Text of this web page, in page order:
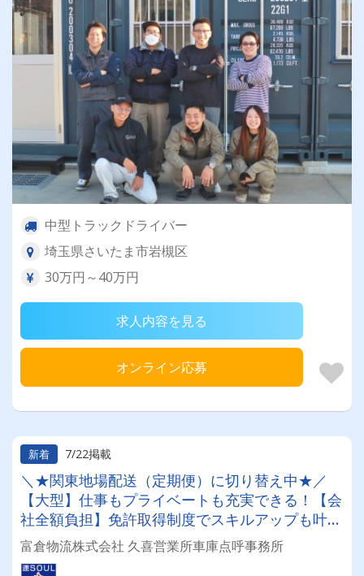
中型トラックドライバー
埼玉県さいたま市岩槻区
30万円～40万円
求人内容を見る
オンライン応募
新着 7/22掲載
＼★関東地場配送（定期便）に切り替え中★／
【大型】仕事もプライベートも充実できる！【会
社全額負担】免許取得制度でスキルアップも叶い
ます☆彡◎日・祝休み(連休あり)◎成果報酬◎退
職金◎昇給◎未経験OK◎
富倉物流株式会社 久喜営業所車庫点呼事務所